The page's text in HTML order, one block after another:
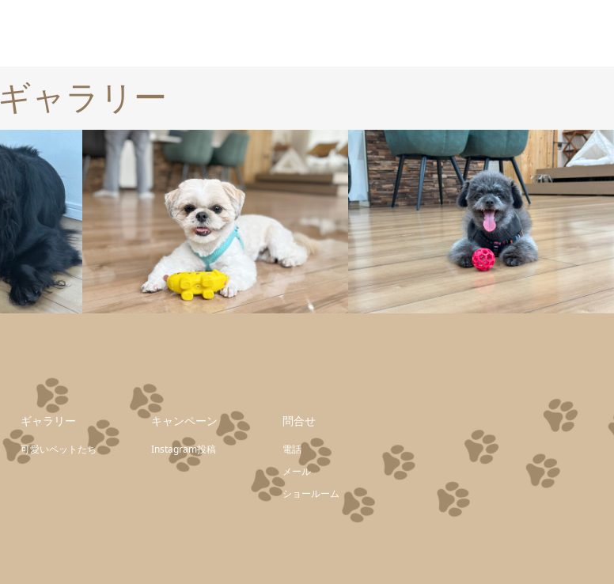
ギャラリー
ギャラリー
可愛いペットたち
キャンペーン
Instagram投稿
問合せ
電話
メール
ショールーム